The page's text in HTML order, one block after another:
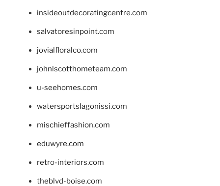
insideoutdecoratingcentre.com
salvatoresinpoint.com
jovialfloralco.com
johnlscotthometeam.com
u-seehomes.com
watersportslagonissi.com
mischieffashion.com
eduwyre.com
retro-interiors.com
theblvd-boise.com